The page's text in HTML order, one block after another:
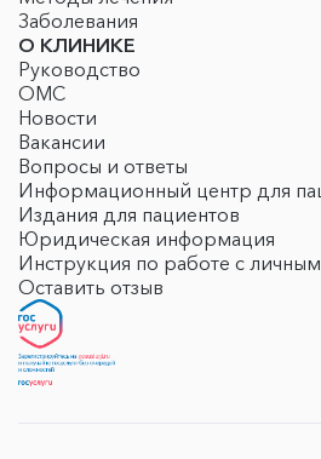
Заболевания
О КЛИНИКЕ
Руководство
ОМС
Новости
Вакансии
Вопросы и ответы
Информационный центр для
Издания для пациентов
Юридическая информация
Инструкция по работе с
Оставить отзыв